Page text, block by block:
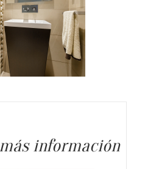
información